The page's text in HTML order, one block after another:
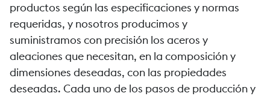
productos según las especificaciones y normas
requeridas, y nosotros producimos y
suministramos con precisión los aceros y
aleaciones que necesitan, en la composición y
dimensiones deseadas, con las propiedades
deseadas. Cada uno de los pasos de producción y